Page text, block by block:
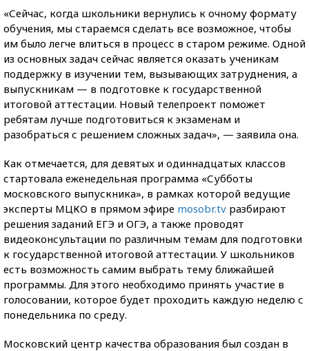
«Сейчас, когда школьники вернулись к очному формату
обучения, мы стараемся сделать все возможное, чтобы
им было легче влиться в процесс в старом режиме. Одной
из основных задач сейчас является оказать ученикам
поддержку в изучении тем, вызывающих затруднения, а
выпускникам — в подготовке к государственной
итоговой аттестации. Новый телепроект поможет
ребятам лучше подготовиться к экзаменам и
разобраться с решением сложных задач», — заявила она.
Как отмечается, для девятых и одиннадцатых классов
стартовала еженедельная программа «Субботы
московского выпускника», в рамках которой ведущие
эксперты МЦКО в прямом эфире mosobr.tv разбирают
решения заданий ЕГЭ и ОГЭ, а также проводят
видеоконсультации по различным темам для подготовки
к государственной итоговой аттестации. У школьников
есть возможность самим выбрать тему ближайшей
программы. Для этого необходимо принять участие в
голосовании, которое будет проходить каждую неделю с
понедельника по среду.
Московский центр качества образования был создан в